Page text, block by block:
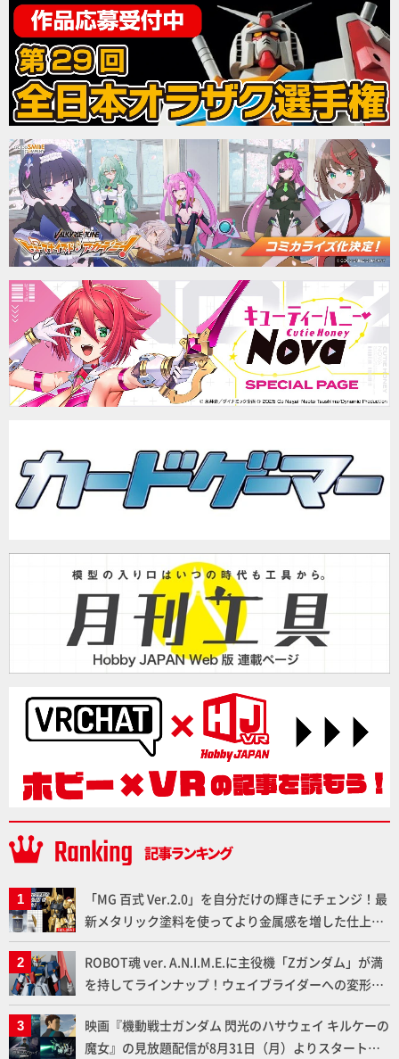
「MG 百式 Ver.2.0」を自分だけの輝きにチェンジ！最
新メタリック塗料を使ってより金属感を増した仕上が
りに!!【試し読み】
ROBOT魂 ver. A.N.I.M.E.に主役機「Zガンダム」が満
を持してラインナップ！ウェイブライダーへの変形、
劇中どおりのプロポーションを再現【機動戦士Zガン
ダム】
映画『機動戦士ガンダム 閃光のハサウェイ キルケーの
魔女』の見放題配信が8月31日（月）よりスタート！